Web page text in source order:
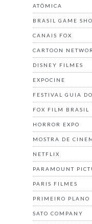
ATÔMICA
BRASIL GAME
CANAIS FOX
CARTOON
DISNEY FILMES
EXPOCINE
FESTIVAL GUIA
FOX FILM BRASIL
HORROR EXPO
MOSTRA DE
NETFLIX
PARAMOUNT
PARIS FILMES
PRIMEIRO PLANO
SATO COMPANY